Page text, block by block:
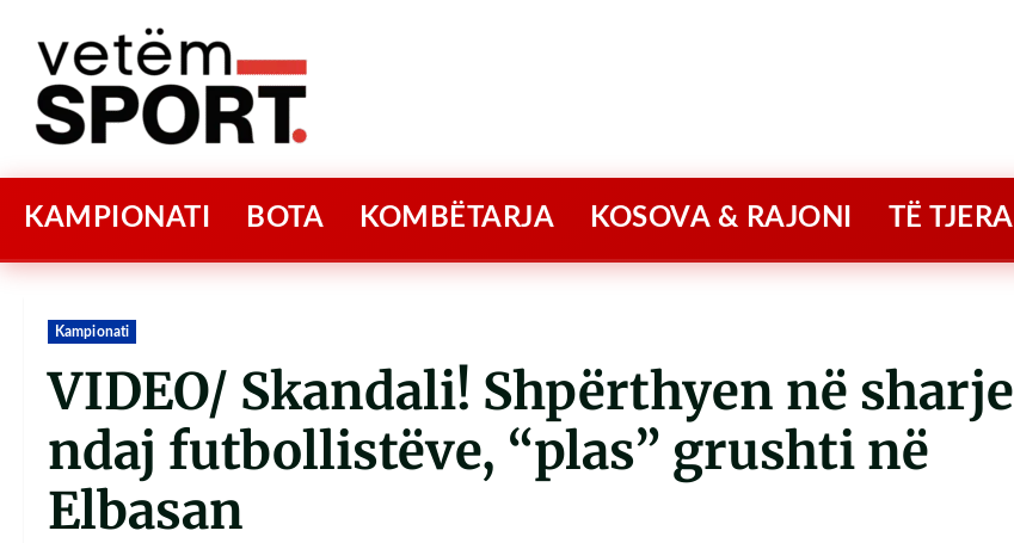
KAMPIONATI BOTA KOMBËTARJA KOSOVA & RAJONI TË TJERA
Kampionati
VIDEO/ Skandali! Shpërthyen në sharje
ndaj futbollistëve, “plas” grushti në
Elbasan